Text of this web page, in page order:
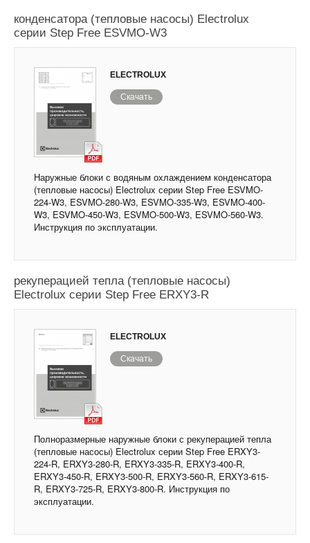
конденсатора (тепловые насосы) Electrolux
серии Step Free ESVMO-W3
ELECTROLUX
Скачать
Наружные блоки с водяным охлаждением конденсатора
(тепловые насосы) Electrolux серии Step Free ESVMO-
224-W3, ESVMO-280-W3, ESVMO-335-W3, ESVMO-400-
W3, ESVMO-450-W3, ESVMO-500-W3, ESVMO-560-W3.
Инструкция по эксплуатации.
рекуперацией тепла (тепловые насосы)
Electrolux серии Step Free ERXY3-R
ELECTROLUX
Скачать
Полноразмерные наружные блоки с рекуперацией тепла
(тепловые насосы) Electrolux серии Step Free ERXY3-
224-R, ERXY3-280-R, ERXY3-335-R, ERXY3-400-R,
ERXY3-450-R, ERXY3-500-R, ERXY3-560-R, ERXY3-615-
R, ERXY3-725-R, ERXY3-800-R. Инструкция по
эксплуатации.